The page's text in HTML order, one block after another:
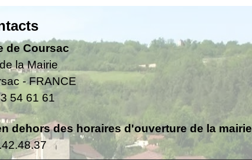
de Coursac
la Mairie
- FRANCE
54 61 61
dehors des horaires d'ouverture de la mairie